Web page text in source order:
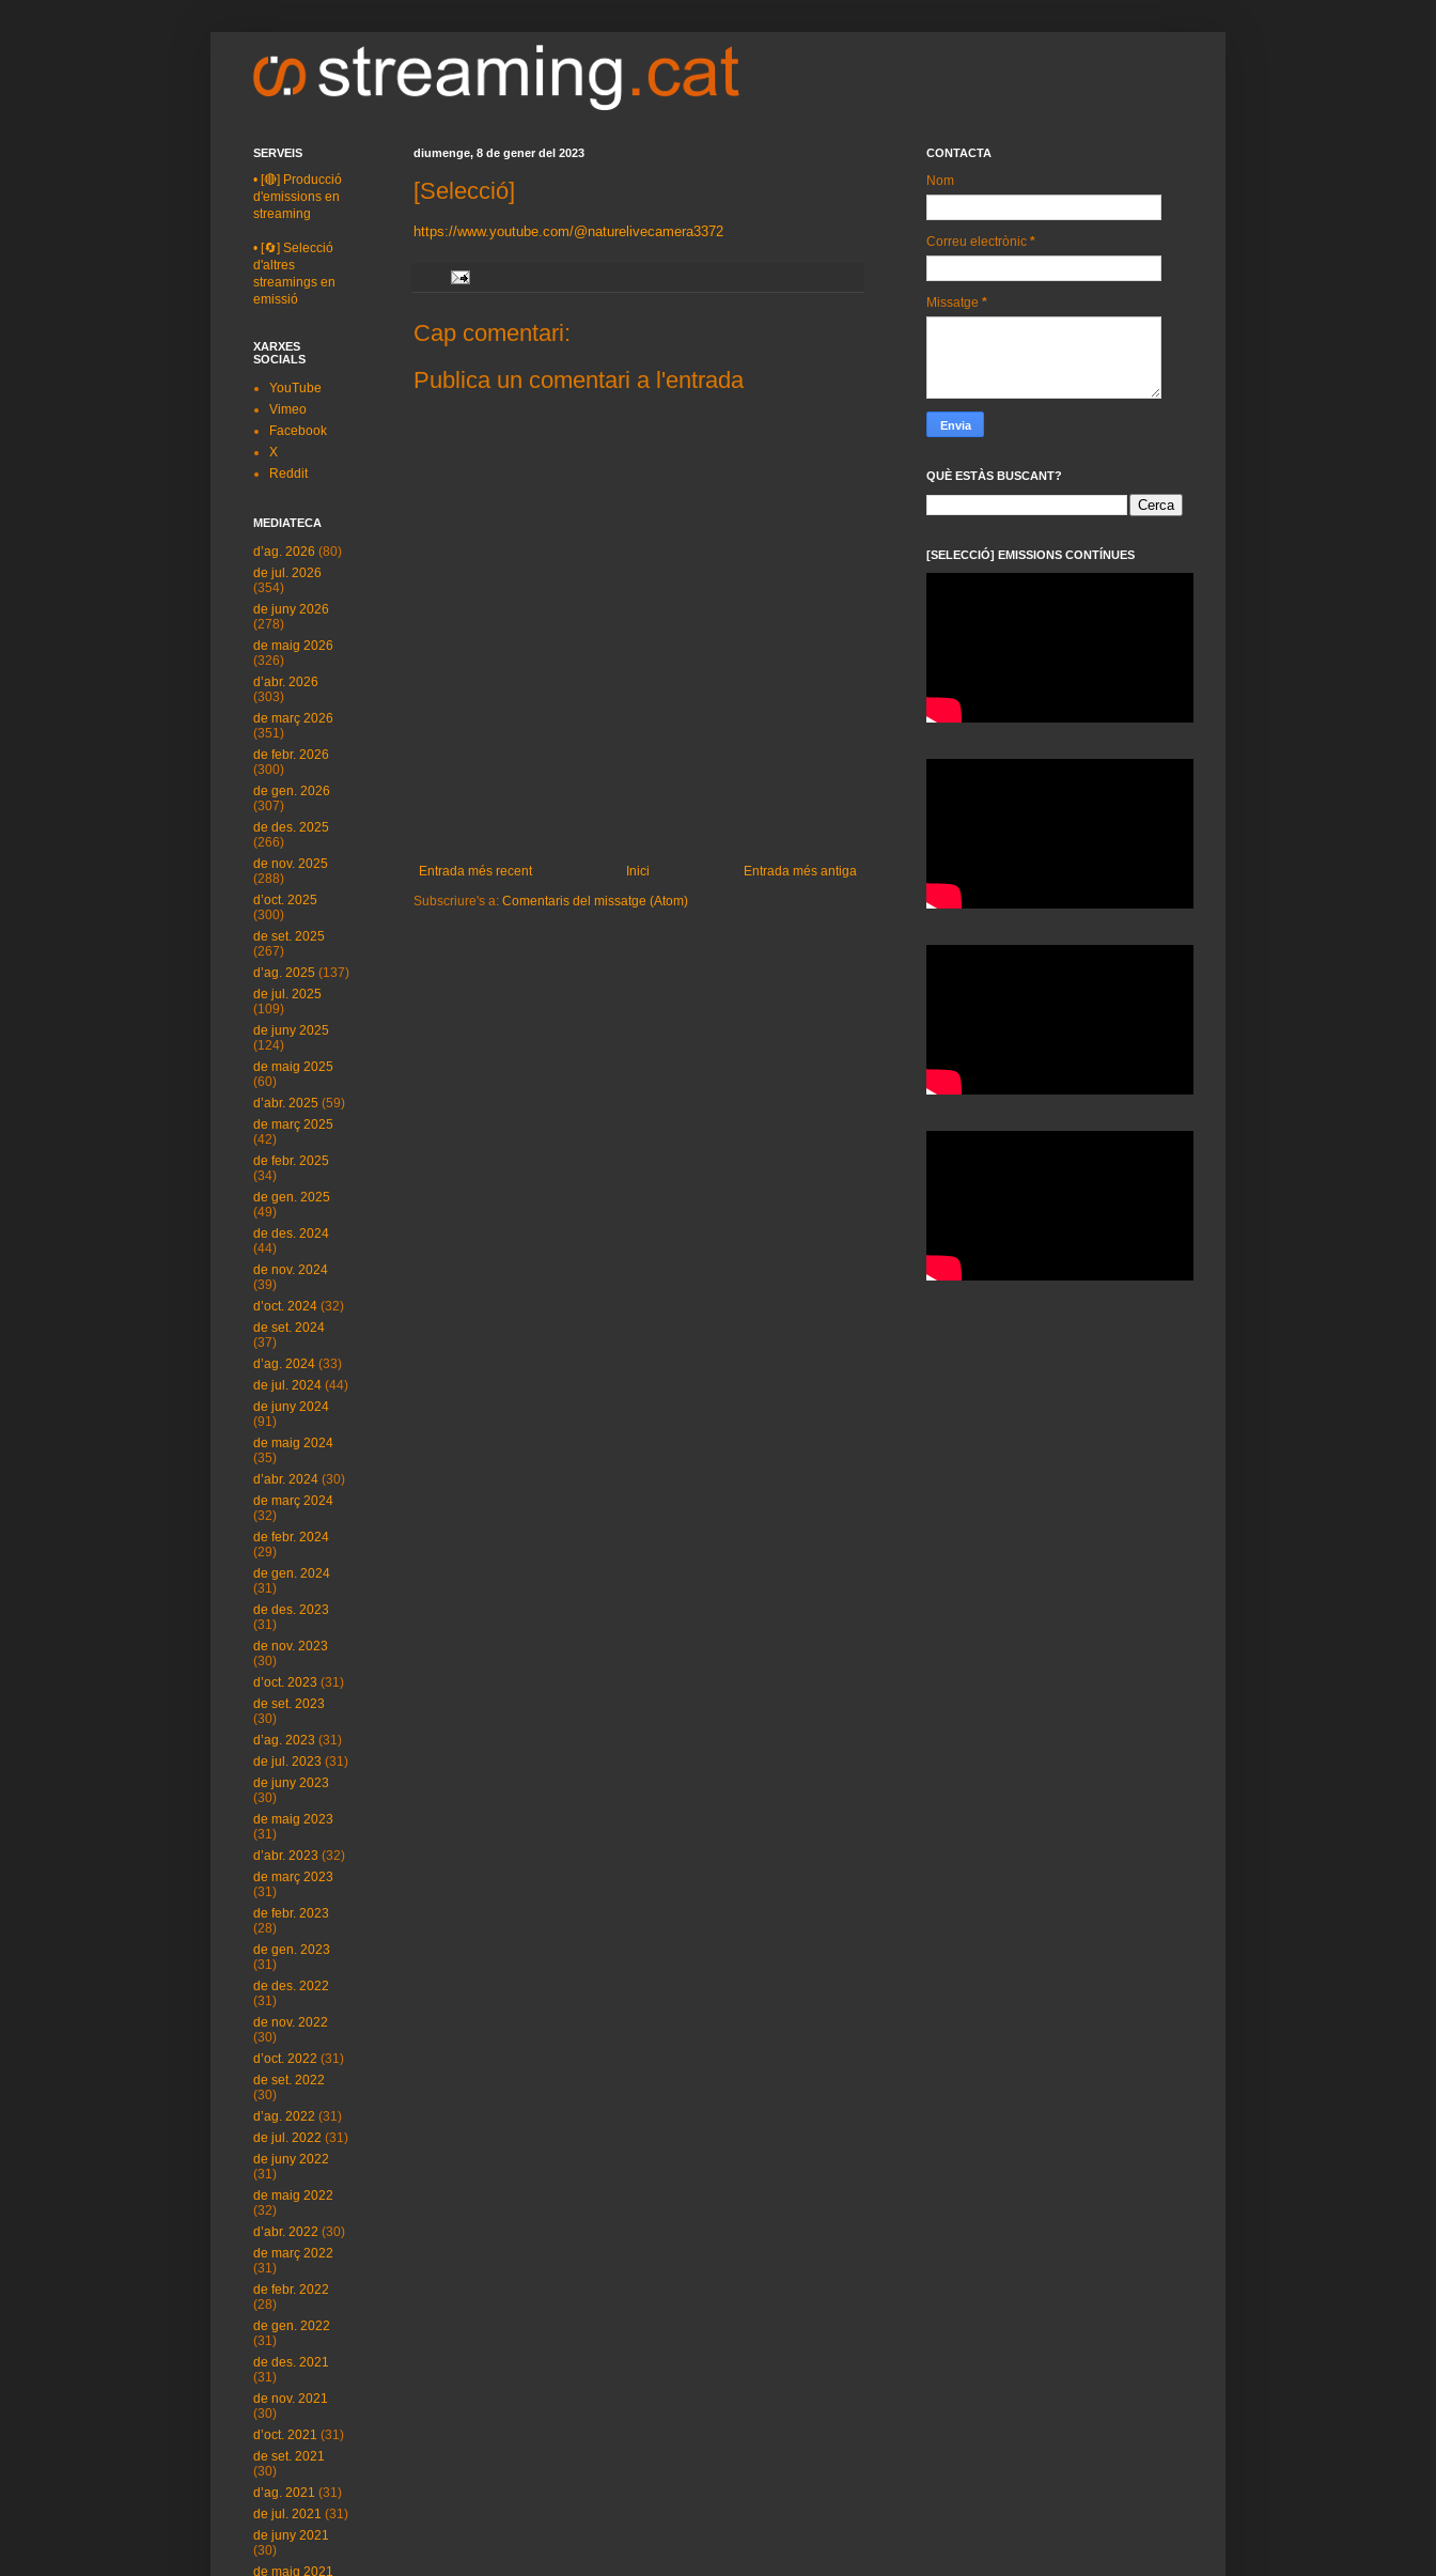
diumenge, 8 de gener del 2023
[Selecció]
https://www.youtube.com/@naturelivecamera3372
Cap comentari:
Publica un comentari a l'entrada
Entrada més recent Entrada més antiga
Inici
Subscriure's a: Comentaris del missatge (Atom)
SERVEIS
• [🔴] Producció
d'emissions en
streaming
• [🔄] Selecció
d'altres
streamings en
emissió
XARXES
SOCIALS
YouTube
Vimeo
Facebook
X
Reddit
MEDIATECA
d’ag. 2026 (80)
de jul. 2026
(354)
de juny 2026
(278)
de maig 2026
(326)
d’abr. 2026
(303)
de març 2026
(351)
de febr. 2026
(300)
de gen. 2026
(307)
de des. 2025
(266)
de nov. 2025
(288)
d’oct. 2025
(300)
de set. 2025
(267)
d’ag. 2025 (137)
de jul. 2025
(109)
de juny 2025
(124)
de maig 2025
(60)
d’abr. 2025 (59)
de març 2025
(42)
de febr. 2025
(34)
de gen. 2025
(49)
de des. 2024
(44)
de nov. 2024
(39)
d’oct. 2024 (32)
de set. 2024
(37)
d’ag. 2024 (33)
de jul. 2024 (44)
de juny 2024
(91)
de maig 2024
(35)
d’abr. 2024 (30)
de març 2024
(32)
de febr. 2024
(29)
de gen. 2024
(31)
de des. 2023
(31)
de nov. 2023
(30)
d’oct. 2023 (31)
de set. 2023
(30)
d’ag. 2023 (31)
de jul. 2023 (31)
de juny 2023
(30)
de maig 2023
(31)
d’abr. 2023 (32)
de març 2023
(31)
de febr. 2023
(28)
de gen. 2023
(31)
de des. 2022
(31)
de nov. 2022
(30)
d’oct. 2022 (31)
de set. 2022
(30)
d’ag. 2022 (31)
de jul. 2022 (31)
de juny 2022
(31)
de maig 2022
(32)
d’abr. 2022 (30)
de març 2022
(31)
de febr. 2022
(28)
de gen. 2022
(31)
de des. 2021
(31)
de nov. 2021
(30)
d’oct. 2021 (31)
de set. 2021
(30)
d’ag. 2021 (31)
de jul. 2021 (31)
de juny 2021
(30)
de maig 2021
CONTACTA
Nom
Correu electrònic *
Missatge *
QUÈ ESTÀS BUSCANT?
[SELECCIÓ] EMISSIONS CONTÍNUES